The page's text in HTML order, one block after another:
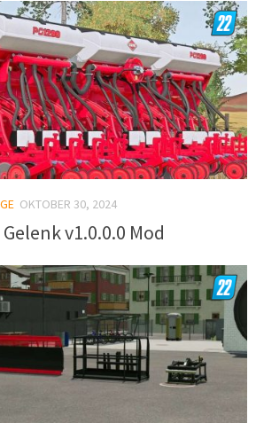
OKTOBER 30, 2024
v1.0.0.0 Mod